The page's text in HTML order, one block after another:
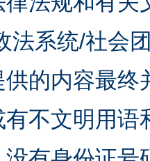
法系统/社会
的内容最
有不文明用